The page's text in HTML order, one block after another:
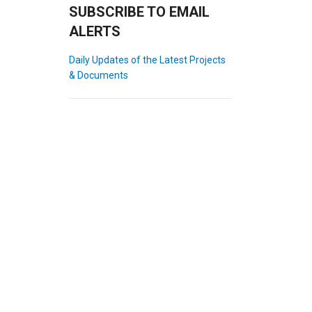
SUBSCRIBE TO EMAIL
ALERTS
Daily Updates of the Latest Projects
& Documents